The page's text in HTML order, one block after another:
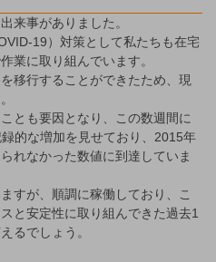
来事がありました。
19）対策として私たちも在宅
業に取り組んでいます。
移行することができたため、現
とも要因となり、この数週間に
的な増加を見せており、2015年
れなかった数値に到達していま
すが、順調に稼働しており、こ
と安定性に取り組んできた過去1
るでしょう。